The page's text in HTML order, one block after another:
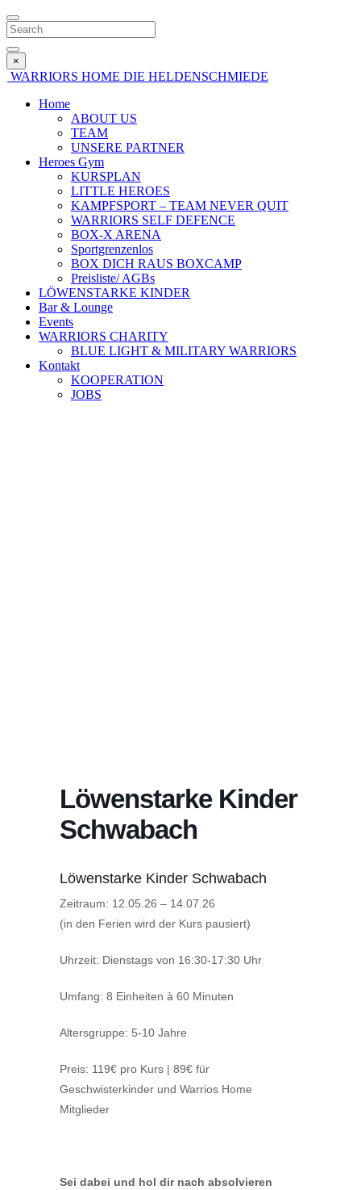
×
WARRIORS HOME DIE HELDENSCHMIEDE
Home
ABOUT US
TEAM
UNSERE PARTNER
Heroes Gym
KURSPLAN
LITTLE HEROES
KAMPFSPORT – TEAM NEVER QUIT
WARRIORS SELF DEFENCE
BOX-X ARENA
Sportgrenzenlos
BOX DICH RAUS BOXCAMP
Preisliste/ AGBs
LÖWENSTARKE KINDER
Bar & Lounge
Events
WARRIORS CHARITY
BLUE LIGHT & MILITARY WARRIORS
Kontakt
KOOPERATION
JOBS
Löwenstarke Kinder
Schwabach
Löwenstarke Kinder Schwabach
Zeitraum: 12.05.26 – 14.07.26
(in den Ferien wird der Kurs pausiert)
Uhrzeit: Dienstags von 16:30-17:30 Uhr
Umfang: 8 Einheiten à 60 Minuten
Altersgruppe: 5-10 Jahre
Preis: 119€ pro Kurs | 89€ für
Geschwisterkinder und Warrios Home
Mitglieder
Sei dabei und hol dir nach absolvieren